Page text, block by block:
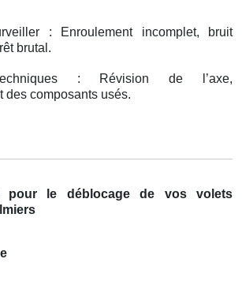
: Enroulement incomplet, bruit
brutal.
: Révision de l’axe,
des composants usés.
pour le déblocage de vos volets